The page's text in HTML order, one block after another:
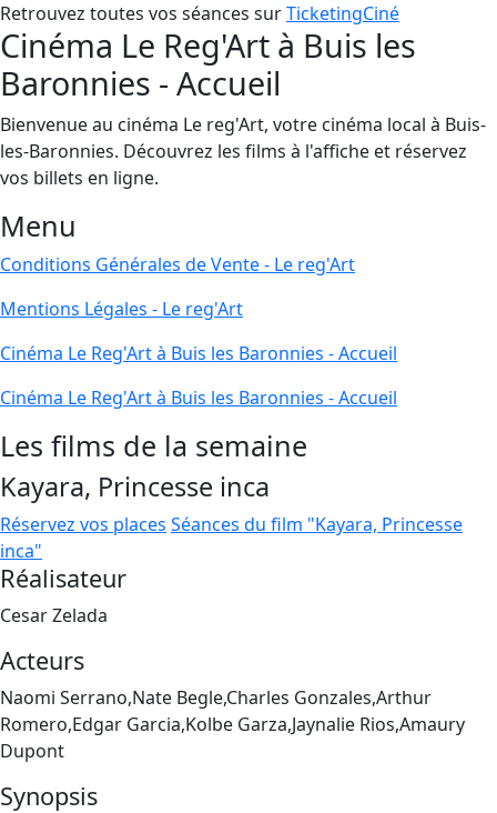
Retrouvez toutes vos séances surTicketingCiné
Cinéma Le Reg'Art à Buis les
Baronnies - Accueil
Bienvenue au cinéma Le reg'Art, votre cinéma local à Buis-
les-Baronnies. Découvrez les films à l'affiche et réservez
vos billets en ligne.
Menu
Conditions Générales de Vente - Le reg'Art
Mentions Légales - Le reg'Art
Cinéma Le Reg'Art à Buis les Baronnies - Accueil
Cinéma Le Reg'Art à Buis les Baronnies - Accueil
Les films de la semaine
Kayara, Princesse inca
Réservez vos places Séances du film "Kayara, Princesse
inca"
Réalisateur
Cesar Zelada
Acteurs
Naomi Serrano,Nate Begle,Charles Gonzales,Arthur
Romero,Edgar Garcia,Kolbe Garza,Jaynalie Rios,Amaury
Dupont
Synopsis